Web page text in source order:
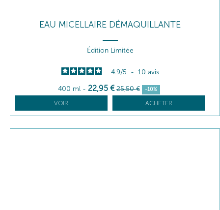
EAU MICELLAIRE DÉMAQUILLANTE
Édition Limitée
4.9/5 - 10 avis
400 ml - 22,95 € 25,50 € -10%
VOIR ACHETER